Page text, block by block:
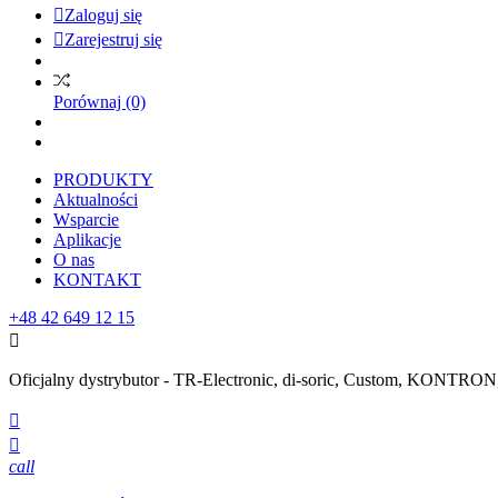
Zaloguj się
Zarejestruj się
Porównaj (0)
PRODUKTY
Aktualności
Wsparcie
Aplikacje
O nas
KONTAKT
+48 42 649 12 15

Oficjalny dystrybutor - TR-Electronic, di-soric, Custom,


call